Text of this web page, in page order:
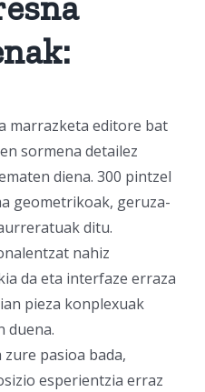
marrazketa editore bat
sormena detailez
diena. 300 pintzel
geometrikoak, geruza-
ditu.
nahiz
da eta interfaze erraza
pieza konplexuak
duena.
zure pasioa bada,
esperientzia erraz